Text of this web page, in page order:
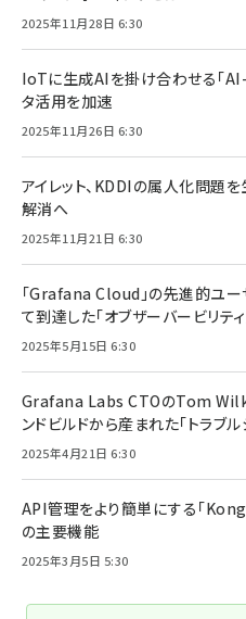
2025年11月28日 6:30
IoTに生成AIを掛け合わせる「
タ活用を加速
2025年11月26日 6:30
アイレット、KDDIの属人化問題
解消へ
2025年11月21日 6:30
「Grafana Cloud」の先進的ユ
て到達した「オブザーバービリティ
2025年5月15日 6:30
Grafana Labs CTOのTom
ンドビルドから産まれた「トラブ
2025年4月21日 6:30
API管理をより簡単にする「
の主要機能
2025年3月5日 5:30